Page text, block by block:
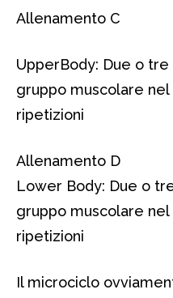
Allenamento C
UpperBody: Due o
gruppo muscolare nel
ripetizioni
Allenamento D
Lower Body: Due o
gruppo muscolare nel
ripetizioni
Il microciclo